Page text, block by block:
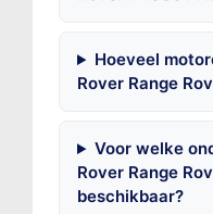
Hoeveel
Rover Range
Voor welke
Rover Range
beschikbaar?